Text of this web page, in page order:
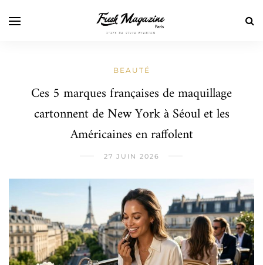
BEAUTÉ
Ces 5 marques françaises de maquillage
cartonnent de New York à Séoul et les
Américaines en raffolent
27 JUIN 2026